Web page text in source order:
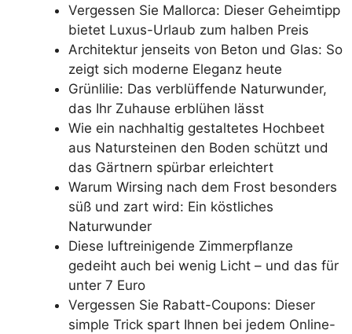
Vergessen Sie Mallorca: Dieser Geheimtipp
bietet Luxus-Urlaub zum halben Preis
Architektur jenseits von Beton und Glas: So
zeigt sich moderne Eleganz heute
Grünlilie: Das verblüffende Naturwunder,
das Ihr Zuhause erblühen lässt
Wie ein nachhaltig gestaltetes Hochbeet
aus Natursteinen den Boden schützt und
das Gärtnern spürbar erleichtert
Warum Wirsing nach dem Frost besonders
süß und zart wird: Ein köstliches
Naturwunder
Diese luftreinigende Zimmerpflanze
gedeiht auch bei wenig Licht – und das für
unter 7 Euro
Vergessen Sie Rabatt-Coupons: Dieser
simple Trick spart Ihnen bei jedem Online-